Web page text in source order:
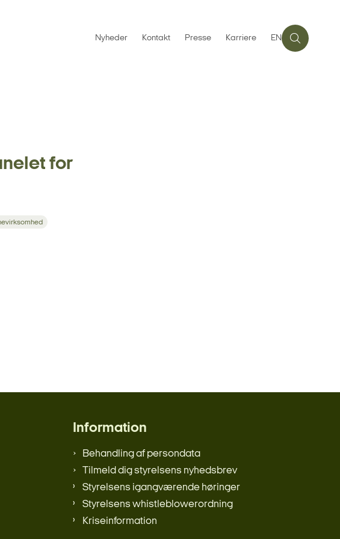
Nyheder Kontakt Presse Karriere EN
for
Information
Behandling af persondata
Tilmeld dig styrelsens nyhedsbrev
Styrelsens igangværende høringer
Styrelsens whistleblowerordning
Kriseinformation